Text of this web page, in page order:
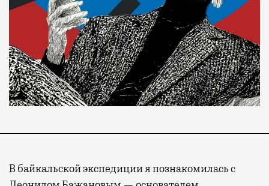
В байкальской экспедиции я познакомилась с